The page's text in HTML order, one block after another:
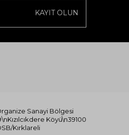
KAYIT OLUN
Sanayi Bölgesi
Köyü\n39100
Kırklareli